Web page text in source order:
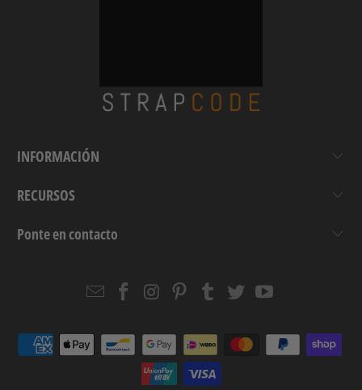
INFORMACIÓN
RECURSOS
Ponte en contacto
EmailStrapcode
Facebook
Strapcode
Instagram
Strapcode
Pinterest
Strapcode
Tumblr
Strapcode
TwitterYouTube